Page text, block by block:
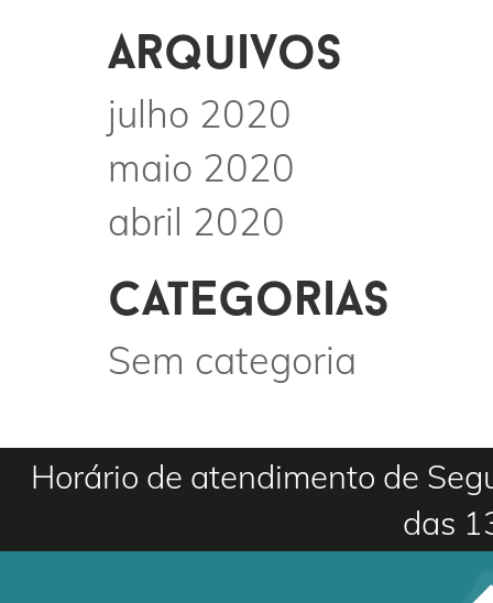
arquivos
julho 2020
maio 2020
abril 2020
categorias
Sem categoria
Horário de atendimento de
das